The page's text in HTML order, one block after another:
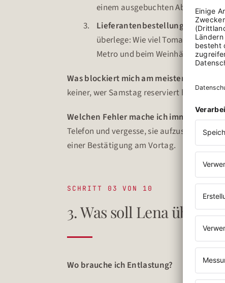
einem ausgebuchten Abend. Das
Lieferantenbestellung nach
überlege: Wie viel Tomaten, wie
Metro und beim Weinhändler aus
Was blockiert mich am meisten?
keiner, wer Samstag reserviert hat.
Welchen Fehler mache ich immer
Telefon und vergesse, sie
einer Bestätigung am Vortag.
SCHRITT 03 VON 10
3. Was soll Lena
Wo brauche ich Entlastung?